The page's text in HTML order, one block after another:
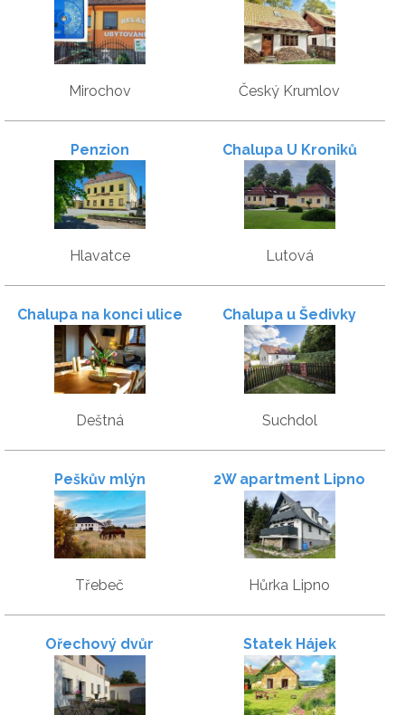
ubytování v soukromí,
dům na pronájem
Mirochov Český Krumlov
Penzion
Hlavatce
Chalupa U Kroniků
Lutová
Chalupa na konci ulice
Deštná
Chalupa u Šedivky
Suchdol
Peškův mlýn
Třebeč
2W apartment Lipno
Hůrka Lipno
Ořechový dvůr Statek Hájek